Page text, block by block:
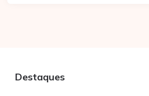
Destaques